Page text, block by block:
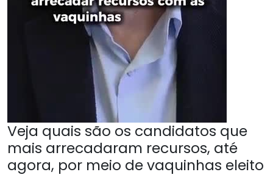
Veja quais são os candidatos que
mais arrecadaram recursos, até
agora, por meio de vaquinhas eleito